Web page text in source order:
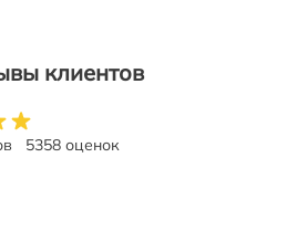
клиентов
5358 оценок